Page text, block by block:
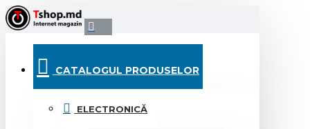
CATALOGUL PRODUSELOR
ELECTRONICĂ